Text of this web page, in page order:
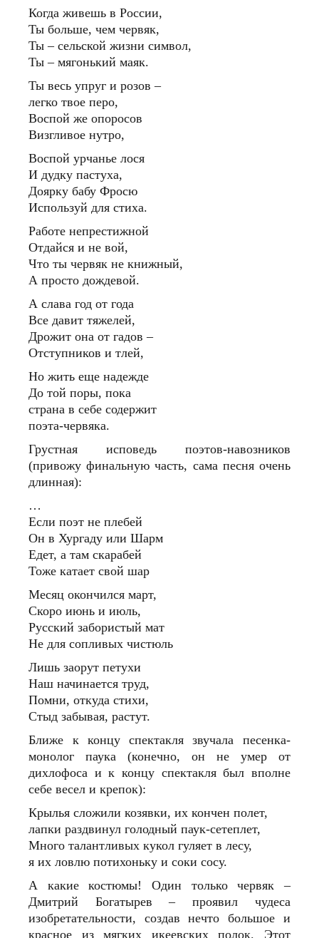
Когда живешь в России,
Ты больше, чем червяк,
Ты – сельской жизни символ,
Ты – мягонький маяк.
Ты весь упруг и розов –
легко твое перо,
Воспой же опоросов
Визгливое нутро,
Воспой урчанье лося
И дудку пастуха,
Доярку бабу Фросю
Используй для стиха.
Работе непрестижной
Отдайся и не вой,
Что ты червяк не книжный,
А просто дождевой.
А слава год от года
Все давит тяжелей,
Дрожит она от гадов –
Отступников и тлей,
Но жить еще надежде
До той поры, пока
страна в себе содержит
поэта-червяка.
Грустная исповедь поэтов-навозников
(привожу финальную часть, сама песня очень
длинная):
…
Если поэт не плебей
Он в Хургаду или Шарм
Едет, а там скарабей
Тоже катает свой шар
Месяц окончился март,
Скоро июнь и июль,
Русский забористый мат
Не для сопливых чистюль
Лишь заорут петухи
Наш начинается труд,
Помни, откуда стихи,
Стыд забывая, растут.
Ближе к концу спектакля звучала песенка-
монолог паука (конечно, он не умер от
дихлофоса и к концу спектакля был вполне
себе весел и крепок):
Крылья сложили козявки, их кончен полет,
лапки раздвинул голодный паук-сетеплет,
Много талантливых кукол гуляет в лесу,
я их ловлю потихоньку и соки сосу.
А какие костюмы! Один только червяк –
Дмитрий Богатырев – проявил чудеса
изобретательности, создав нечто большое и
красное из мягких икеевских полок. Этот